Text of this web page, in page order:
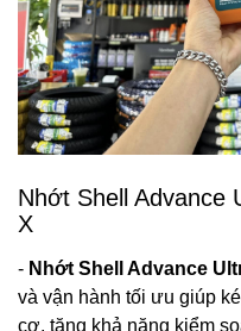
Nhớt Shell Advance
X
- Nhớt Shell Advance
và vận hành tối ưu giúp
cơ, tăng khả năng kiểm